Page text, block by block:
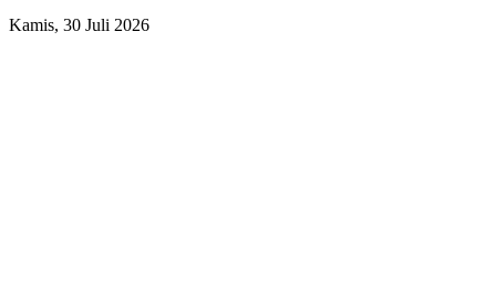
Kamis, 30 Juli 2026